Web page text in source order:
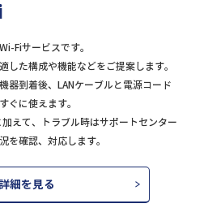
Fiサービスです。
した構成や機能などをご提案します。
器到着後、LANケーブルと電源コード
ぐに使えます。
えて、トラブル時はサポートセンター
を確認、対応します。
細を見る